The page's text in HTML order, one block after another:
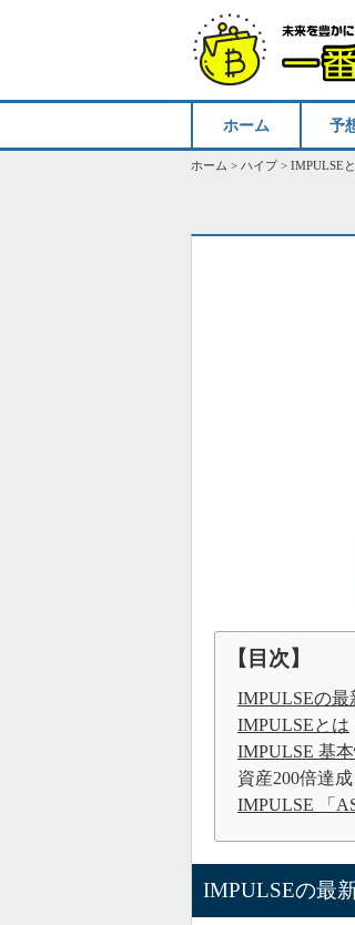
ホーム 予
ホーム > ハイプ > IMPULSE
【目次】
IMPULSEの最
IMPULSEとは
IMPULSE 基
資産200倍達
IMPULSE 「
IMPULSEの最